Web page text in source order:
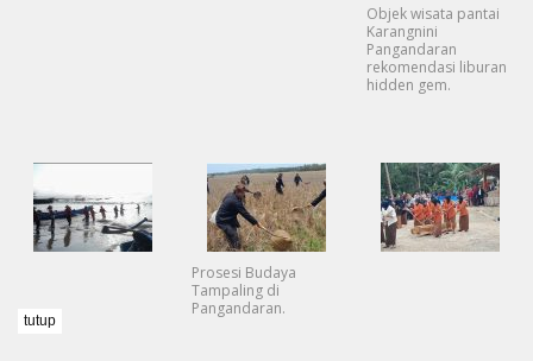
Objek wisata pantai
Karangnini
Pangandaran
rekomendasi liburan
hidden gem.
Prosesi Budaya
Tampaling di
Pangandaran.
tutup